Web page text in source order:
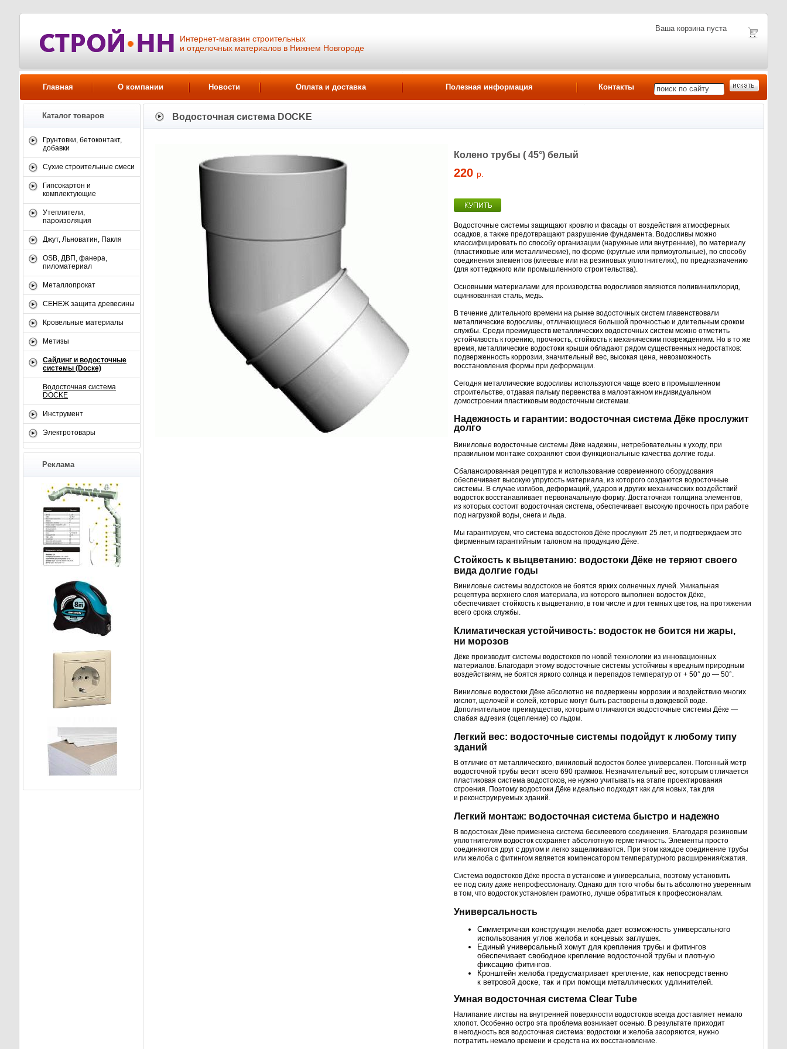
Интернет-магазин строительных
и отделочных материалов в Нижнем Новгороде
Ваша корзина пуста
Главная О компании Новости Оплата и доставка Полезная информация Контакты
Каталог товаров
Грунтовки, бетоконтакт,
добавки
Сухие строительные смеси
Гипсокартон и
комплектующие
Утеплители,
пароизоляция
Джут, Льноватин, Пакля
OSB, ДВП, фанера,
пиломатериал
Металлопрокат
СЕНЕЖ защита древесины
Кровельные материалы
Метизы
Сайдинг и водосточные
системы (Dоске)
Водосточная система
DOCKE
Инструмент
Электротовары
Реклама
Водосточная система DOCKE
Колено трубы ( 45°) белый
220 р.
Водосточные системы защищают кровлю и фасады от воздействия атмосферных
осадков, а также предотвращают разрушение фундамента. Водосливы можно
классифицировать по способу организации (наружные или внутренние), по материалу
(пластиковые или металлические), по форме (круглые или прямоугольные), по способу
соединения элементов (клеевые или на резиновых уплотнителях), по предназначению
(для коттеджного или промышленного строительства).
Основными материалами для производства водосливов являются поливинилхлорид,
оцинкованная сталь, медь.
В течение длительного времени на рынке водосточных систем главенствовали
металлические водосливы, отличающиеся большой прочностью и длительным сроком
службы. Среди преимуществ металлических водосточных систем можно отметить
устойчивость к горению, прочность, стойкость к механическим повреждениям. Но в то же
время, металлические водостоки крыши обладают рядом существенных недостатков:
подверженность коррозии, значительный вес, высокая цена, невозможность
восстановления формы при деформации.
Сегодня металлические водосливы используются чаще всего в промышленном
строительстве, отдавая пальму первенства в малоэтажном индивидуальном
домостроении пластиковым водосточным системам.
Надежность и гарантии: водосточная система Дёке прослужит
долго
Виниловые водосточные системы Дёке надежны, нетребовательны к уходу, при
правильном монтаже сохраняют свои функциональные качества долгие годы.
Сбалансированная рецептура и использование современного оборудования
обеспечивает высокую упругость материала, из которого создаются водосточные
системы. В случае изгибов, деформаций, ударов и других механических воздействий
водосток восстанавливает первоначальную форму. Достаточная толщина элементов,
из которых состоит водосточная система, обеспечивает высокую прочность при работе
под нагрузкой воды, снега и льда.
Мы гарантируем, что система водостоков Дёке прослужит 25 лет, и подтверждаем это
фирменным гарантийным талоном на продукцию Дёке.
Стойкость к выцветанию: водостоки Дёке не теряют своего
вида долгие годы
Виниловые системы водостоков не боятся ярких солнечных лучей. Уникальная
рецептура верхнего слоя материала, из которого выполнен водосток Дёке,
обеспечивает стойкость к выцветанию, в том числе и для темных цветов, на протяжении
всего срока службы.
Климатическая устойчивость: водосток не боится ни жары,
ни морозов
Дёке производит системы водостоков по новой технологии из инновационных
материалов. Благодаря этому водосточные системы устойчивы к вредным природным
воздействиям, не боятся яркого солнца и перепадов температур от + 50° до — 50°.
Виниловые водостоки Дёке абсолютно не подвержены коррозии и воздействию многих
кислот, щелочей и солей, которые могут быть растворены в дождевой воде.
Дополнительное преимущество, которым отличаются водосточные системы Дёке —
слабая адгезия (сцепление) со льдом.
Легкий вес: водосточные системы подойдут к любому типу
зданий
В отличие от металлического, виниловый водосток более универсален. Погонный метр
водосточной трубы весит всего 690 граммов. Незначительный вес, которым отличается
пластиковая система водостоков, не нужно учитывать на этапе проектирования
строения. Поэтому водостоки Дёке идеально подходят как для новых, так для
и реконструируемых зданий.
Легкий монтаж: водосточная система быстро и надежно
В водостоках Дёке применена система бесклеевого соединения. Благодаря резиновым
уплотнителям водосток сохраняет абсолютную герметичность. Элементы просто
соединяются друг с другом и легко защелкиваются. При этом каждое соединение трубы
или желоба с фитингом является компенсатором температурного расширения/сжатия.
Система водостоков Дёке проста в установке и универсальна, поэтому установить
ее под силу даже непрофессионалу. Однако для того чтобы быть абсолютно уверенным
в том, что водосток установлен грамотно, лучше обратиться к профессионалам.
Универсальность
Симметричная конструкция желоба дает возможность универсального
использования углов желоба и концевых заглушек.
Единый универсальный хомут для крепления трубы и фитингов
обеспечивает свободное крепление водосточной трубы и плотную
фиксацию фитингов.
Кронштейн желоба предусматривает крепление, как непосредственно
к ветровой доске, так и при помощи металлических удлинителей.
Умная водосточная система Clear Tube
Налипание листвы на внутренней поверхности водостоков всегда доставляет немало
хлопот. Особенно остро эта проблема возникает осенью. В результате приходит
в негодность вся водосточная система: водостоки и желоба засоряются, нужно
потратить немало времени и средств на их восстановление.